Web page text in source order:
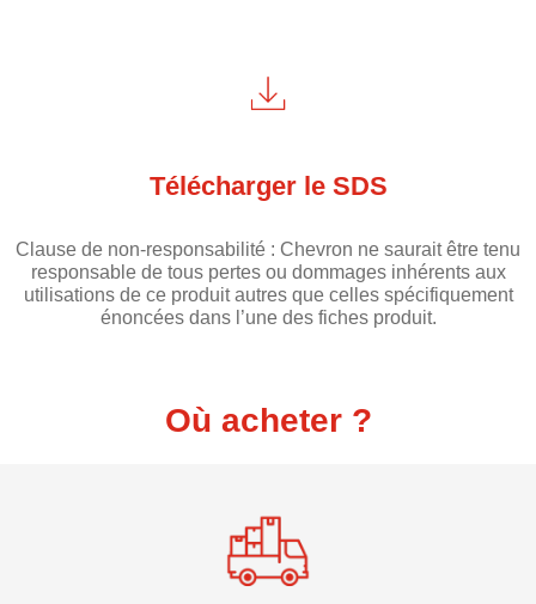
Télécharger le SDS
Clause de non-responsabilité : Chevron ne saurait être tenu
responsable de tous pertes ou dommages inhérents aux
utilisations de ce produit autres que celles spécifiquement
énoncées dans l’une des fiches produit.
Où acheter ?